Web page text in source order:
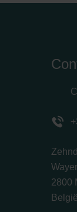
2800
België